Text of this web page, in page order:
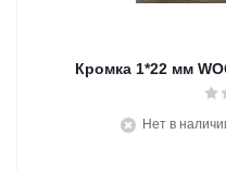
Кромка 1*22 мм
Нет в